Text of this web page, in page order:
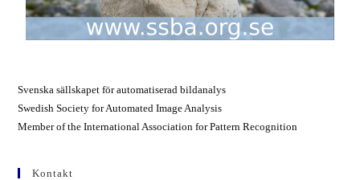
Svenska sällskapet för automatiserad bildanalys
Swedish Society for Automated Image Analysis
Member of the International Association for Pattern Recognition
Kontakt